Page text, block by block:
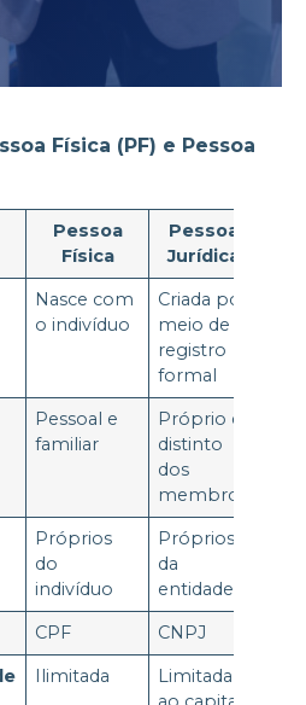
Física (PF) e Pessoa
Pessoa
Física
Pessoa
Jurídica
Nasce com
o indivíduo
Criada por
meio de
registro
formal
Pessoal e
familiar
Próprio e
distinto
dos
membros
Próprios
do
indivíduo
Próprios
da
entidade
CPF
CNPJ
Ilimitada
Limitada